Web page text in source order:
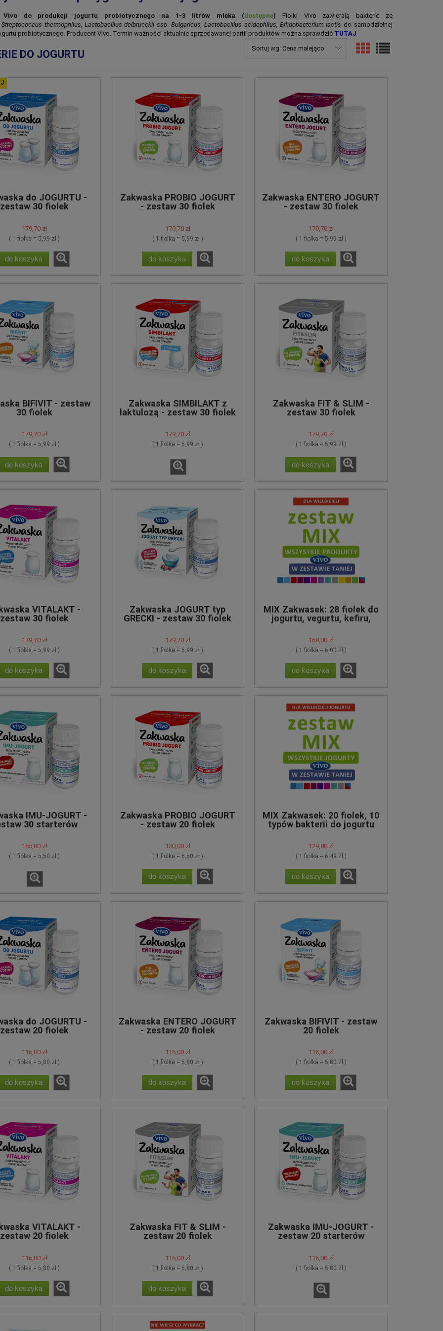
- zestaw 6
do koszyka
Zakwaska do KEFIRU - zestaw
Zakwaska PROBIO JOGURT -
zestaw 6 fiolek
do koszyka
Vivo do produkcji jogurtu probiotycznego na 1-3 litrów mleka (dostępne) Fiolki Vivo zawierają bakterie ze
Streptococcus thermophilus, Lactobacillus delbrueckii ssp. Bulgaricus, Lactobacillus acidophilus, Bifidobacterium lactis do samodzielnej
probiotycznego. Producent Vivo. Termin ważności aktualnie sprzedawanej partii produktów można sprawdzić TUTAJ
DO JOGURTU Sortuj wg: Cena malejąco
do JOGURTU -
zestaw 30 fiolek
179,70 zł
( 1 fiolka = 5,99 zł )
do koszyka
Zakwaska PROBIO JOGURT
- zestaw 30 fiolek
179,70 zł
( 1 fiolka = 5,99 zł )
do koszyka
Zakwaska ENTERO JOGURT
- zestaw 30 fiolek
179,70 zł
( 1 fiolka = 5,99 zł )
do koszyka
BIFIVIT - zestaw
30 fiolek
179,70 zł
( 1 fiolka = 5,99 zł )
do koszyka
Zakwaska SIMBILAKT z
laktulozą - zestaw 30 fiolek
179,70 zł
( 1 fiolka = 5,99 zł )
Zakwaska FIT & SLIM -
zestaw 30 fiolek
179,70 zł
( 1 fiolka = 5,99 zł )
do koszyka
VITALAKT -
zestaw 30 fiolek
179,70 zł
( 1 fiolka = 5,99 zł )
do koszyka
Zakwaska JOGURT typ
GRECKI - zestaw 30 fiolek
179,70 zł
( 1 fiolka = 5,99 zł )
do koszyka
MIX Zakwasek: 28 fiolek do
jogurtu, vegurtu, kefiru,
168,00 zł
( 1 fiolka = 6,00 zł )
do koszyka
IMU-JOGURT -
30 starterów
165,00 zł
( 1 fiolka = 5,50 zł )
Zakwaska PROBIO JOGURT
- zestaw 20 fiolek
130,00 zł
( 1 fiolka = 6,50 zł )
do koszyka
MIX Zakwasek: 20 fiolek, 10
typów bakterii do jogurtu
129,80 zł
( 1 fiolka = 6,49 zł )
do koszyka
do JOGURTU -
zestaw 20 fiolek
116,00 zł
( 1 fiolka = 5,80 zł )
do koszyka
Zakwaska ENTERO JOGURT
- zestaw 20 fiolek
116,00 zł
( 1 fiolka = 5,80 zł )
do koszyka
Zakwaska BIFIVIT - zestaw
20 fiolek
116,00 zł
( 1 fiolka = 5,80 zł )
do koszyka
VITALAKT -
zestaw 20 fiolek
116,00 zł
( 1 fiolka = 5,80 zł )
do koszyka
Zakwaska FIT & SLIM -
zestaw 20 fiolek
116,00 zł
( 1 fiolka = 5,80 zł )
do koszyka
Zakwaska IMU-JOGURT -
zestaw 20 starterów
116,00 zł
( 1 fiolka = 5,80 zł )